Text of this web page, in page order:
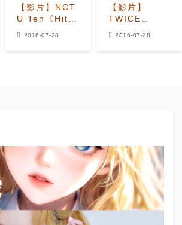
【影片】NCT
U Ten《Hit
2016-07-28
【影片】
TWICE
2016-07-28